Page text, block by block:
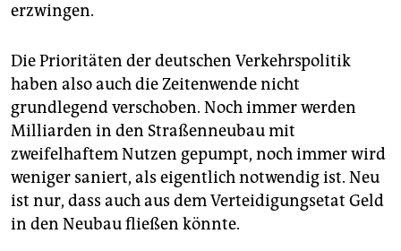
erzwingen.
Die Prioritäten der deutschen Verkehrspolitik
haben also auch die Zeitenwende nicht
grundlegend verschoben. Noch immer werden
Milliarden in den Straßenneubau mit
zweifelhaftem Nutzen gepumpt, noch immer wird
weniger saniert, als eigentlich notwendig ist. Neu
ist nur, dass auch aus dem Verteidigungsetat Geld
in den Neubau fließen könnte.